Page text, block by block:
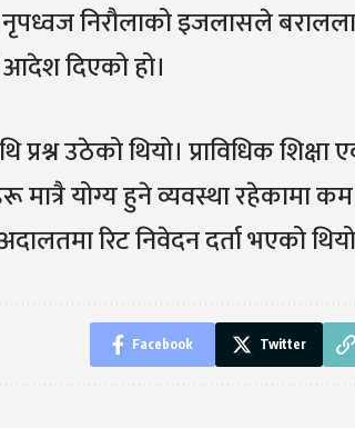
नृपध्वज निरौलाको इजलासले
आदेश दिएको हो।
उठेको थियो। प्राविधिक शिक्षा
मात्रै योग्य हुने व्यवस्था रहेकामा
रिट निवेदन दर्ता भएको
Facebook Twitter